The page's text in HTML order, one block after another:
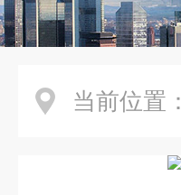
当前位置：